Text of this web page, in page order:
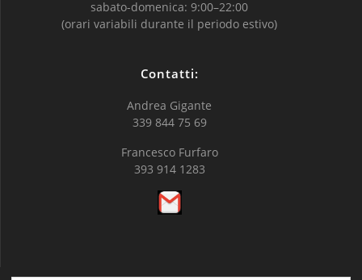
sabato-domenica: 9:00–22:00
(orari variabili durante il periodo estivo)
Contatti:
Andrea Gigante
339 844 75 69
Francesco Furfaro
393 914 1283